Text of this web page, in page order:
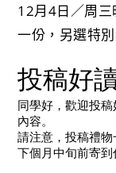
12月4日／周
一份， 另選特